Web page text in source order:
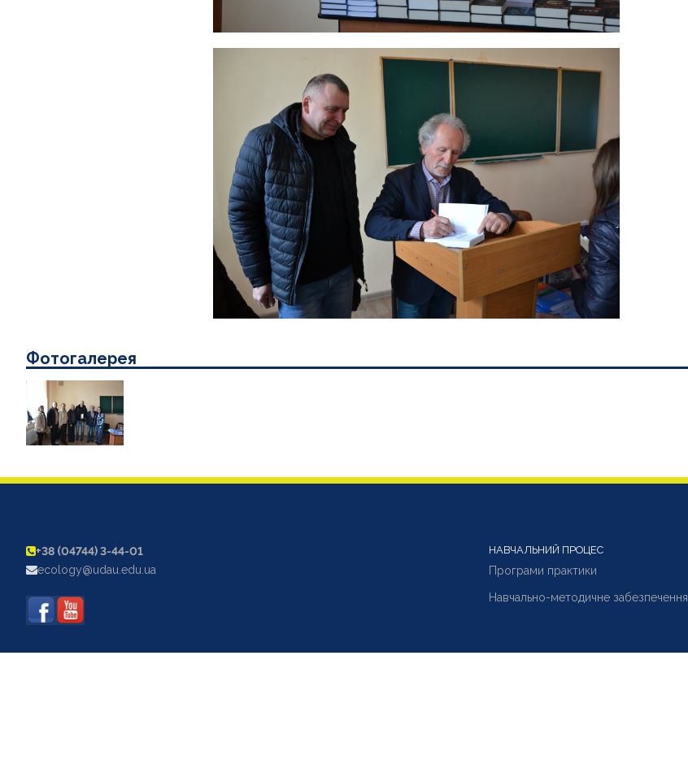
Фотогалерея
+38 (04744) 3-44-01
ecology@udau.edu.ua
НАВЧАЛЬНИЙ ПРОЦЕС
Програми практики
Навчально-методичне забезпечення